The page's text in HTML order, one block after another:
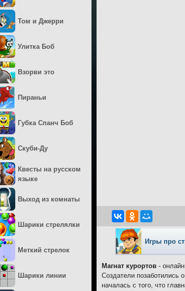
Игры про
Магнат курортов -
Создатели позаботились
началась с того, что
Том и Джерри
Улитка Боб
Взорви это
Пираньи
Губка Спанч Боб
Скуби-Ду
Квесты на русском
языке
Выход из комнаты
Шарики стрелялки
Меткий стрелок
Шарики линии